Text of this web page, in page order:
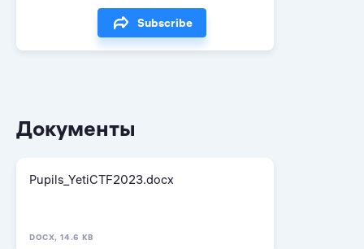
Subscribe
Документы
Pupils_YetiCTF2023.docx
DOCX, 14.6 KB